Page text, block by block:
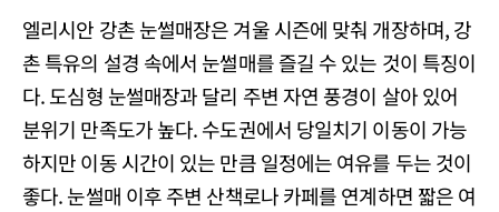
엘리시안 강촌 눈썰매장은 겨울 시즌에 맞춰 개장하며, 강
촌 특유의 설경 속에서 눈썰매를 즐길 수 있는 것이 특징이
다. 도심형 눈썰매장과 달리 주변 자연 풍경이 살아 있어
분위기 만족도가 높다. 수도권에서 당일치기 이동이 가능
하지만 이동 시간이 있는 만큼 일정에는 여유를 두는 것이
좋다. 눈썰매 이후 주변 산책로나 카페를 연계하면 짧은 여